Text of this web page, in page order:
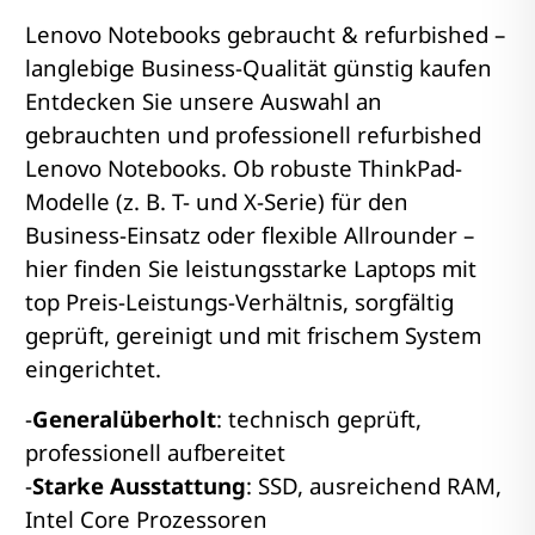
Lenovo Notebooks gebraucht & refurbished –
langlebige Business-Qualität günstig kaufen
Entdecken Sie unsere Auswahl an
gebrauchten und professionell refurbished
Lenovo Notebooks. Ob robuste ThinkPad-
Modelle (z. B. T- und X-Serie) für den
Business-Einsatz oder flexible Allrounder –
hier finden Sie leistungsstarke Laptops mit
top Preis-Leistungs-Verhältnis, sorgfältig
geprüft, gereinigt und mit frischem System
eingerichtet.
-Generalüberholt: technisch geprüft,
professionell aufbereitet
-Starke Ausstattung: SSD, ausreichend RAM,
Intel Core Prozessoren